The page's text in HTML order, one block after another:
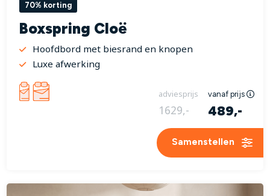
70% korting
Boxspring Cloë
Hoofdbord met biesrand en knopen
Luxe afwerking
adviesprijs vanaf prijs
1629,- 489,-
Samenstellen